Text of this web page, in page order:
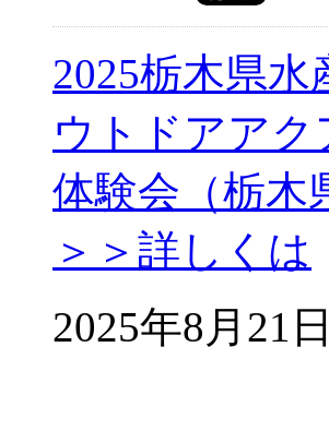
2025栃木県水
ウトドアアク
体験会（栃木
＞＞詳しくは
2025年8月21